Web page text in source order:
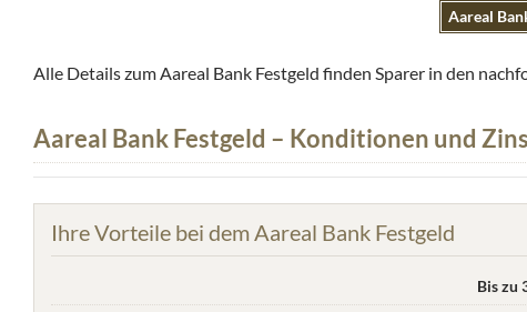
Aareal
Alle Details zum Aareal Bank Festgeld finden Sparer in den
Aareal Bank Festgeld – Konditionen und
Ihre Vorteile bei dem Aareal Bank Festgeld
Bis zu